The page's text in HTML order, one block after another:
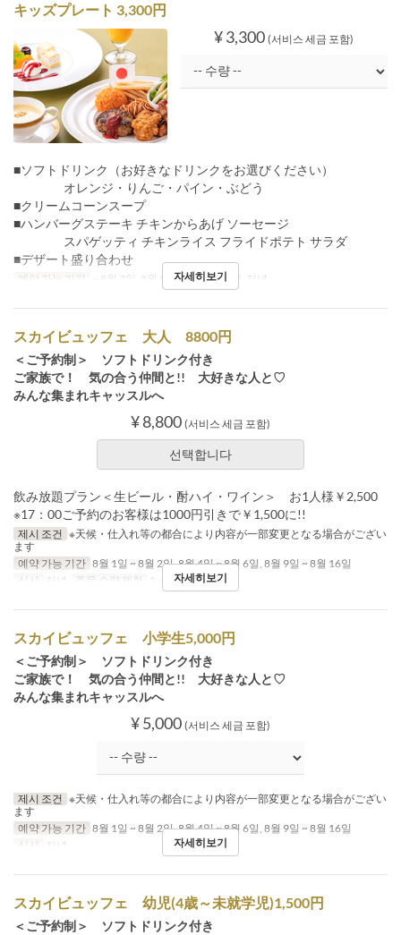
キッズプレート 3,300円
¥ 3,300 (서비스 세금 포함)
■ソフトドリンク（お好きなドリンクをお選びください）
オレンジ・りんご・パイン・ぶどう
■クリームコーンスープ
■ハンバーグステーキ チキンからあげ ソーセージ
スパゲッティ チキンライス フライドポテト サラダ
■デザート盛り合わせ
예약 가능 기간 ~ 8월 7일, 8월 9일 ~ 식사 점심, 저녁
자세히보기
スカイビュッフェ 大人 8800円
＜ご予約制＞ ソフトドリンク付き
ご家族で！ 気の合う仲間と!! 大好きな人と♡
みんな集まれキャッスルへ
¥ 8,800 (서비스 세금 포함)
선택합니다
飲み放題プラン＜生ビール・酎ハイ・ワイン＞ お1人様￥2,500
※17：00ご予約のお客様は1000円引きで￥1,500に!!
제시 조건 ※天候・仕入れ等の都合により内容が一部変更となる場合がござい
ます
예약 가능 기간 8월 1일 ~ 8월 2일, 8월 4일 ~ 8월 6일, 8월 9일 ~ 8월 16일
식사
저녁 주문 수량 제한 1 ~ 8 자세히보기
スカイビュッフェ 小学生5,000円
＜ご予約制＞ ソフトドリンク付き
ご家族で！ 気の合う仲間と!! 大好きな人と♡
みんな集まれキャッスルへ
¥ 5,000 (서비스 세금 포함)
제시 조건 ※天候・仕入れ等の都合により内容が一部変更となる場合がござい
ます
예약 가능 기간 8월 1일 ~ 8월 2일, 8월 4일 ~ 8월 6일, 8월 9일 ~ 8월 16일
식사
저녁 자세히보기
スカイビュッフェ 幼児(4歳～未就学児)1,500円
＜ご予約制＞ ソフトドリンク付き